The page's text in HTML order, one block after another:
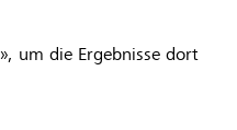
», um die Ergebnisse dort